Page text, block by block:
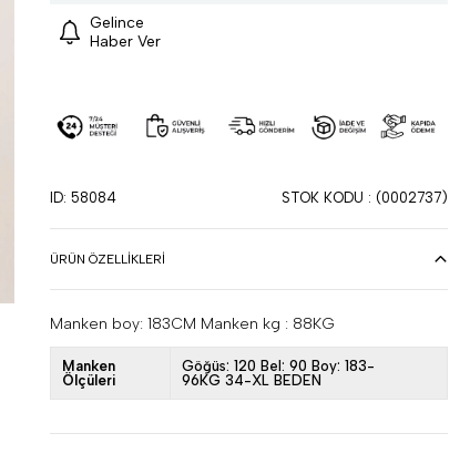
Gelince
Haber Ver
ID: 58084 STOK KODU (0002737)
ÜRÜN ÖZELLIKLERI
Manken boy: 183CM Manken kg : 88KG
Manken
Ölçüleri
Göğüs: 120 Bel: 90 Boy: 183-
96KG 34-XL BEDEN